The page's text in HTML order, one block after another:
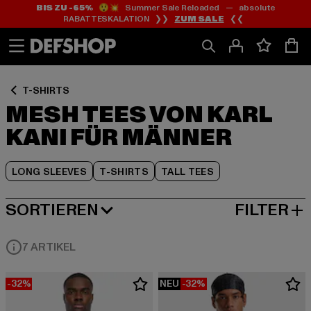
Zum
Inhalt
springen
Zum
Fußzeile
springen
BIS ZU -65%😲💥 Summer Sale Reloaded — absolute
RABATTESKALATION ❯❯ ZUM SALE ❮❮
T-SHIRTS
MESH TEES VON KARL
KANI FÜR MÄNNER
LONG SLEEVES T-SHIRTS TALL TEES
Zum
Produktraster
springen
SORTIEREN
BELIEBTESTE FILTER
7 ARTIKEL
-32% NEU -32%